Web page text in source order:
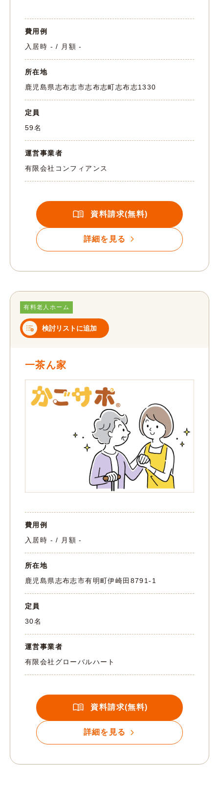
費用例
入居時 - / 月額 -
所在地
鹿児島県志布志市志布志町志布志1330
定員
59名
運営事業者
有限会社コンフィアンス
資料請求(無料)
詳細を見る
有料老人ホーム
検討リストに追加
一茶ん家
費用例
入居時 - / 月額 -
所在地
鹿児島県志布志市有明町伊崎田8791-1
定員
30名
運営事業者
有限会社グローバルハート
資料請求(無料)
詳細を見る